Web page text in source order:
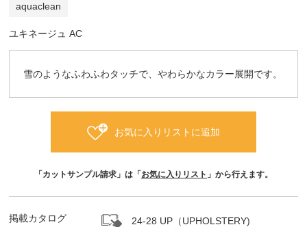
aquaclean
ユキネージュ AC
雪のようなふわふわタッチで、やわらかなカラー展開です。
お気に入りリストに追加
「カットサンプル請求」は「 お気に入りリスト 」から行えます。
掲載カタログ 24-28 UP（UPHOLSTERY)